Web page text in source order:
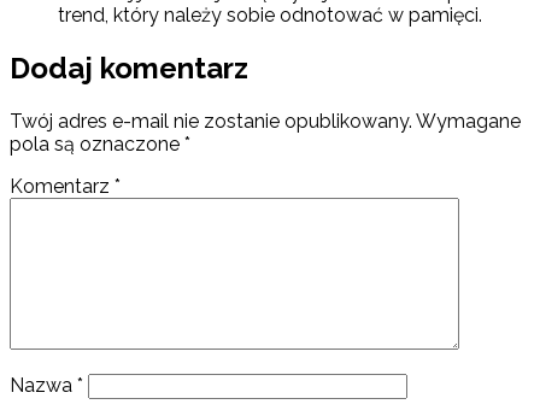
trend, który należy sobie odnotować w pamięci.
Dodaj komentarz
Twój adres e-mail nie zostanie opublikowany. Wymagane
pola są oznaczone *
Komentarz *
Nazwa *